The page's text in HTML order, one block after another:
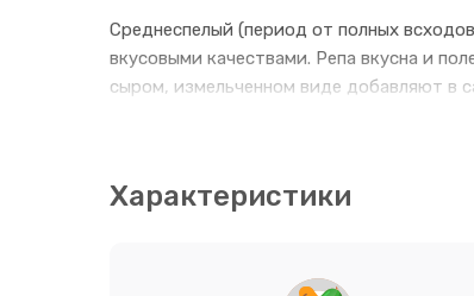
Среднеспелый (период от полных
вкусовыми качествами. Репа вкусна и
сыром, измельченном виде добавляют в
желтая, сочная, нежная. Корнеплоды
Характеристики